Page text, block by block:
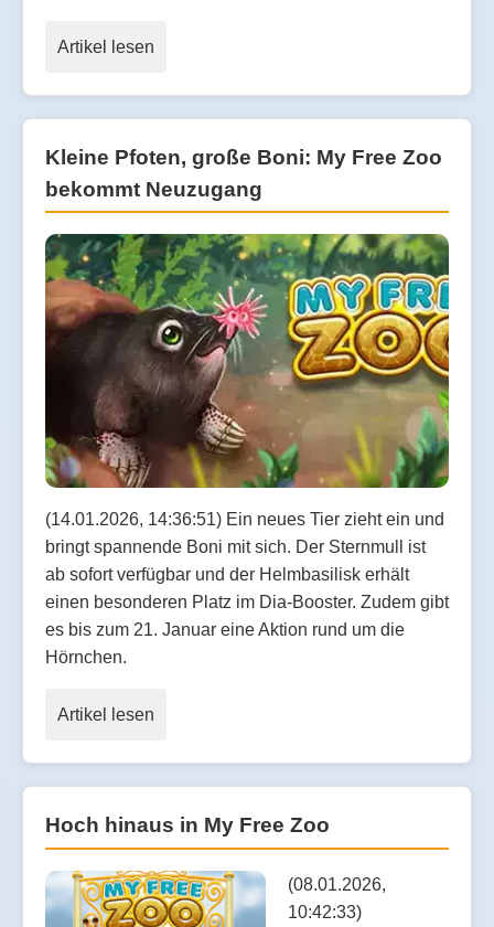
Artikel lesen
Kleine Pfoten, große Boni: My Free Zoo
bekommt Neuzugang
(14.01.2026, 14:36:51) Ein neues Tier zieht ein und
bringt spannende Boni mit sich. Der Sternmull ist
ab sofort verfügbar und der Helmbasilisk erhält
einen besonderen Platz im Dia-Booster. Zudem gibt
es bis zum 21. Januar eine Aktion rund um die
Hörnchen.
Artikel lesen
Hoch hinaus in My Free Zoo
(08.01.2026,
10:42:33)